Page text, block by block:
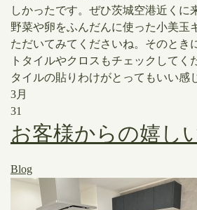
しかったです。ぜひ茨城空港近くに
野菜や卵をふんだんに使った小美玉
ただいてみてくださいね。そのとき
トタイルやクロスもチェックしてく
タイルの貼りわけがとってもいい感
3月
31
お客様からの嬉し
Blog